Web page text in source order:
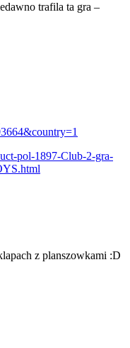
trafila ta gra –
pol-1897-Club-2-gra-
z planszowkami :D